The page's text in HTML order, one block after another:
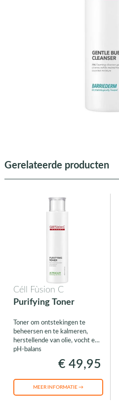
Gerelateerde producten
Céll Fùsion C
Purifying Toner
Toner om ontstekingen te
beheersen en te kalmeren,
herstellende van olie, vocht en
pH-balans
€ 49,95
MEER INFORMATIE →